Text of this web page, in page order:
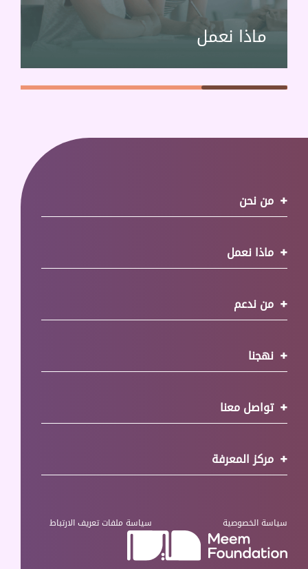
ماذا نعمل
من نحن
ماذا نعمل
من ندعم
نهجنا
تواصل معنا
مركز المعرفة
سياسة الخصوصية سياسة ملفات تعريف الارتباط